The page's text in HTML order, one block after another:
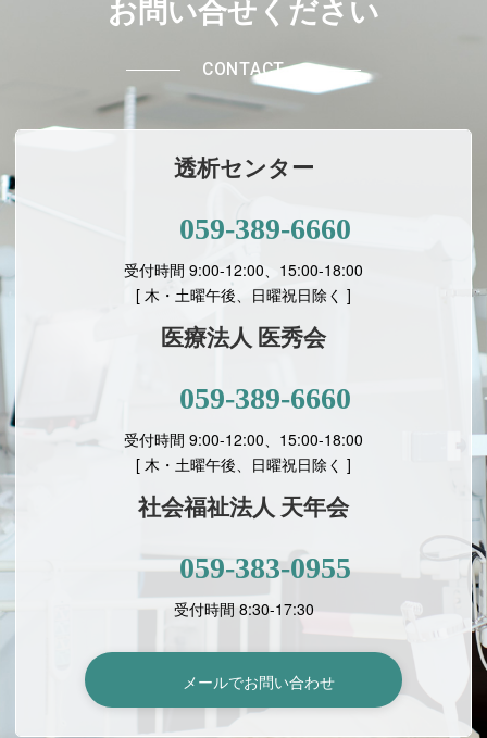
お問い合せください
CONTACT
透析センター
059-389-6660
受付時間 9:00-12:00、15:00-18:00
[ 木・土曜午後、日曜祝日除く ]
医療法人 医秀会
059-389-6660
受付時間 9:00-12:00、15:00-18:00
[ 木・土曜午後、日曜祝日除く ]
社会福祉法人 天年会
059-383-0955
受付時間 8:30-17:30
メールでお問い合わせ